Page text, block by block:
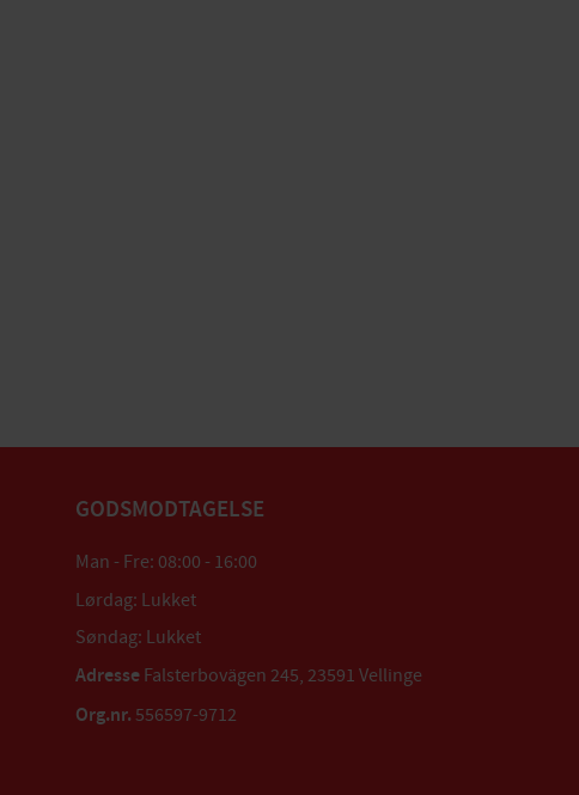
GODSMODTAGELSE
Man - Fre: 08:00 - 16:00
Lørdag: Lukket
Søndag: Lukket
AdresseFalsterbovägen 245, 23591 Vellinge
Org.nr. 556597-9712